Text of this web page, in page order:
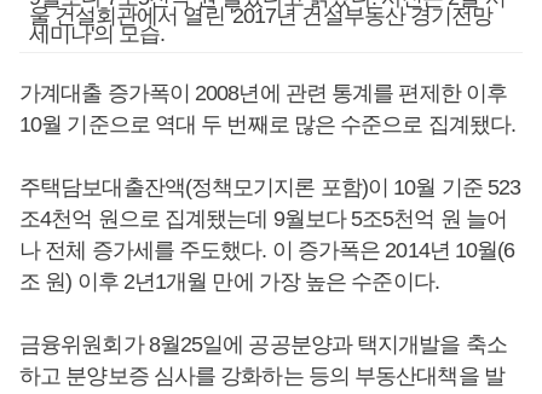
울 건설회관에서 열린 '2017년 건설부동산 경기전망
세미나'의 모습.
가계대출 증가폭이 2008년에 관련 통계를 편제한 이후
10월 기준으로 역대 두 번째로 많은 수준으로 집계됐다.
주택담보대출잔액(정책모기지론 포함)이 10월 기준 523
조4천억 원으로 집계됐는데 9월보다 5조5천억 원 늘어
나 전체 증가세를 주도했다. 이 증가폭은 2014년 10월(6
조 원) 이후 2년1개월 만에 가장 높은 수준이다.
금융위원회가 8월25일에 공공분양과 택지개발을 축소
하고 분양보증 심사를 강화하는 등의 부동산대책을 발